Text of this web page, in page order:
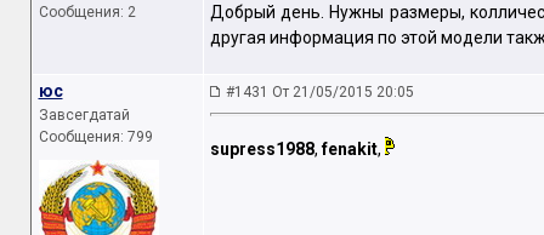
Сообщения: 2
Добрый день. Нужны размеры,
другая информация по этой модели
юс
Завсегдатай
Сообщения: 799
#1431 От 21/05/2015 20:05
supress1988,fenakit,